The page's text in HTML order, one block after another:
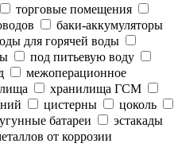
торговые помещения
баки-аккумуляторы
для горячей воды
под питьевую воду
межоперационное
хранилища ГСМ
цистерны
цоколь
батареи
эстакады
от коррозии